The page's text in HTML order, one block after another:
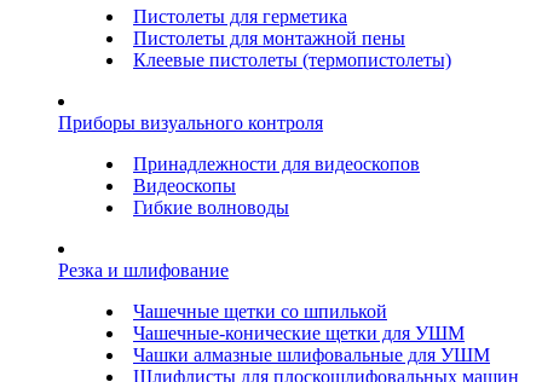
Пистолеты для герметика
Пистолеты для монтажной пены
Клеевые пистолеты (термопистолеты)
Приборы визуального контроля
Принадлежности для видеоскопов
Видеоскопы
Гибкие волноводы
Резка и шлифование
Чашечные щетки со шпилькой
Чашечные-конические щетки для УШМ
Чашки алмазные шлифовальные для УШМ
Шлифлисты для плоскошлифовальных машин